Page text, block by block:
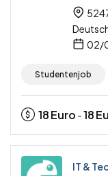
02/
Studentenjob
18Euro -18
IT &